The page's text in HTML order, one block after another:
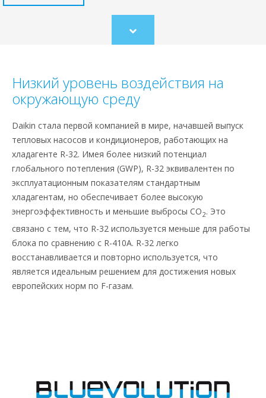
Scroll
to
Низкий уровень воздействия на
окружающую среду
Daikin стала первой компанией в мире, начавшей выпуск
тепловых насосов и кондиционеров, работающих на
хладагенте R-32. Имея более низкий потенциал
глобального потепления (GWP), R-32 эквивалентен по
эксплуатационным показателям стандартным
хладагентам, но обеспечивает более высокую
энергоэффективность и меньшие выбросы CO2. Это
связано с тем, что R-32 используется меньше для работы
блока по сравнению с R-410A. R-32 легко
восстанавливается и повторно используется, что
является идеальным решением для достижения новых
европейских норм по F-газам.